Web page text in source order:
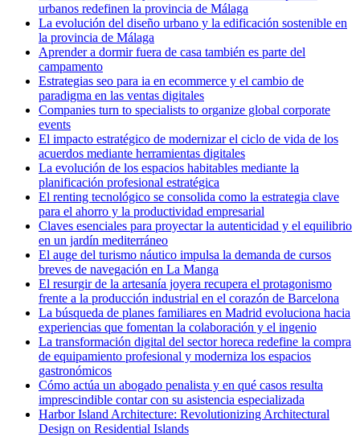
urbanos redefinen la provincia de Málaga
La evolución del diseño urbano y la edificación sostenible en
la provincia de Málaga
Aprender a dormir fuera de casa también es parte del
campamento
Estrategias seo para ia en ecommerce y el cambio de
paradigma en las ventas digitales
Companies turn to specialists to organize global corporate
events
El impacto estratégico de modernizar el ciclo de vida de los
acuerdos mediante herramientas digitales
La evolución de los espacios habitables mediante la
planificación profesional estratégica
El renting tecnológico se consolida como la estrategia clave
para el ahorro y la productividad empresarial
Claves esenciales para proyectar la autenticidad y el equilibrio
en un jardín mediterráneo
El auge del turismo náutico impulsa la demanda de cursos
breves de navegación en La Manga
El resurgir de la artesanía joyera recupera el protagonismo
frente a la producción industrial en el corazón de Barcelona
La búsqueda de planes familiares en Madrid evoluciona hacia
experiencias que fomentan la colaboración y el ingenio
La transformación digital del sector horeca redefine la compra
de equipamiento profesional y moderniza los espacios
gastronómicos
Cómo actúa un abogado penalista y en qué casos resulta
imprescindible contar con su asistencia especializada
Harbor Island Architecture: Revolutionizing Architectural
Design on Residential Islands